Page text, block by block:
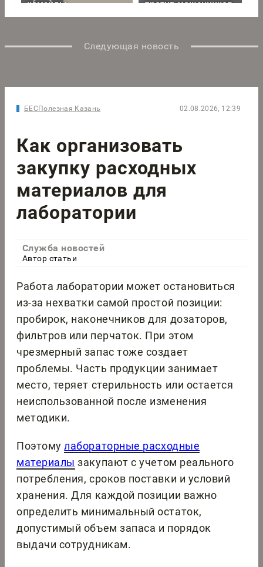
Следующая новость
БЕСПолезная Казань 02.08.2026, 12:39
Как организовать
закупку расходных
материалов для
лаборатории
Служба новостей
Автор статьи
Работа лаборатории может остановиться
из-за нехватки самой простой позиции:
пробирок, наконечников для дозаторов,
фильтров или перчаток. При этом
чрезмерный запас тоже создает
проблемы. Часть продукции занимает
место, теряет стерильность или остается
неиспользованной после изменения
методики.
Поэтомулабораторные расходные
материалы закупают с учетом реального
потребления, сроков поставки и условий
хранения. Для каждой позиции важно
определить минимальный остаток,
допустимый объем запаса и порядок
выдачи сотрудникам.